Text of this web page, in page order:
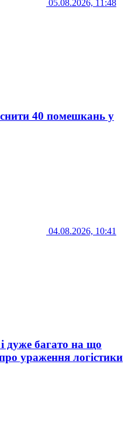
05.08.2026, 11:48
40 помешкань у
04.08.2026, 10:41
дуже багато на що
ураження логістики